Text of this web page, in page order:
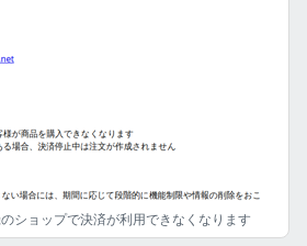
ショップで決済が利用できなくなります